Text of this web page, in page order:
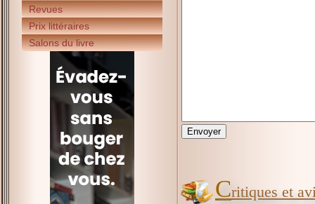
Revues
Prix littéraires
Salons du livre
Critiques et